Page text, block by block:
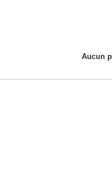
Aucun